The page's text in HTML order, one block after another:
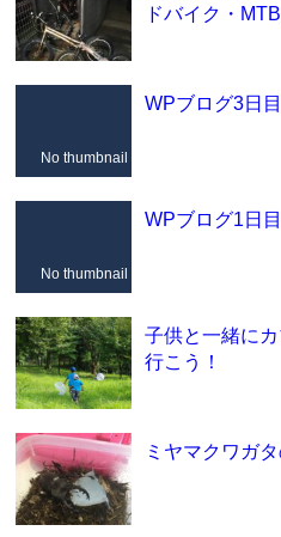
ドバイク・
No thumbnail
WPブログ3日
No thumbnail
WPブログ1日
子供と一緒に
行こう！
ミヤマクワガ